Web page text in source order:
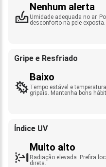
Nenhum alerta
Umidade adequada no ar.
desconforto na pele exposta.
Gripe e Resfriado
Baixo
Tempo estável e
gripais. Mantenha bons
Índice UV
Muito alto
Radiação elevada. Prefira
direta.